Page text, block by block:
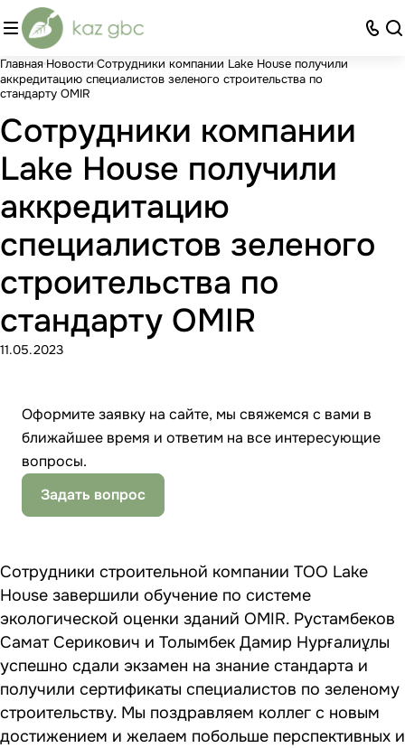
Главная Новости Сотрудники компании Lake House получили
аккредитацию специалистов зеленого строительства по
стандарту OMIR
Сотрудники компании
Lake House получили
аккредитацию
специалистов зеленого
строительства по
стандарту OMIR
11.05.2023
Оформите заявку на сайте, мы свяжемся с вами в
ближайшее время и ответим на все интересующие
вопросы.
Задать вопрос
Сотрудники строительной компании ТОО Lake
House завершили обучение по системе
экологической оценки зданий OMIR. Рустамбеков
Самат Серикович и Толымбек Дамир Нурғалиұлы
успешно сдали экзамен на знание стандарта и
получили сертификаты специалистов по зеленому
строительству. Мы поздравляем коллег с новым
достижением и желаем побольше перспективных и